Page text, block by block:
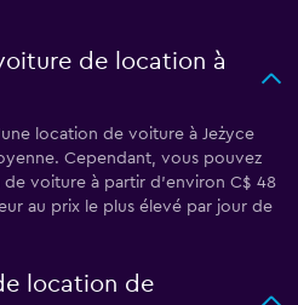
de location à
location de voiture à Jeżyce
Cependant, vous pouvez
voiture à partir d’environ C$ 48
au prix le plus élevé par jour de
location de